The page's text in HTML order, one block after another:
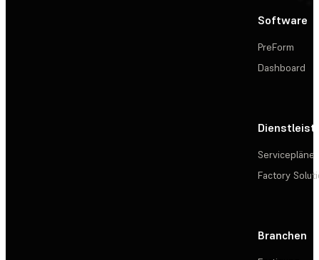
Software
PreForm
Dashboard
Servicepläne
Factory
Branchen